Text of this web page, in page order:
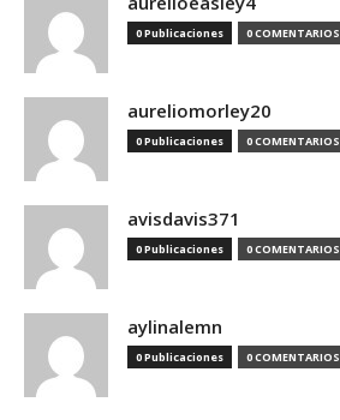
0 Publicaciones 0 COMENTARIOS
aureliomorley20
0 Publicaciones 0 COMENTARIOS
avisdavis371
0 Publicaciones 0 COMENTARIOS
aylinalemn
0 Publicaciones 0 COMENTARIOS